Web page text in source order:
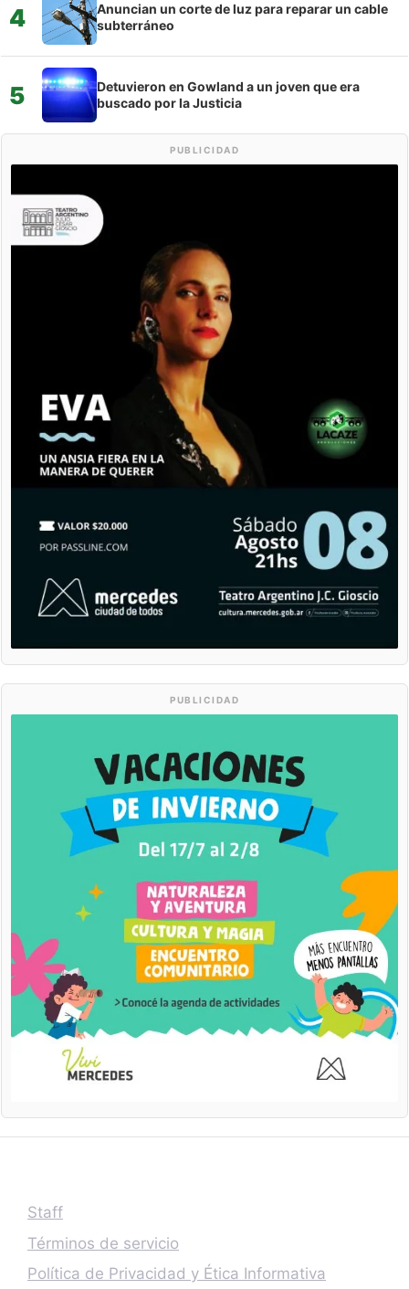
4
Anuncian un corte de luz para reparar un cable
subterráneo
5
Detuvieron en Gowland a un joven que era
buscado por la Justicia
PUBLICIDAD
PUBLICIDAD
Staff
Términos de servicio
Política de Privacidad y Ética Informativa